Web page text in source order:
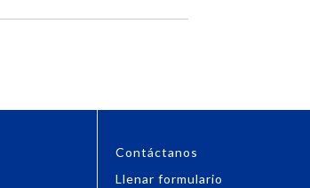
Contáctanos
Llenar formulario